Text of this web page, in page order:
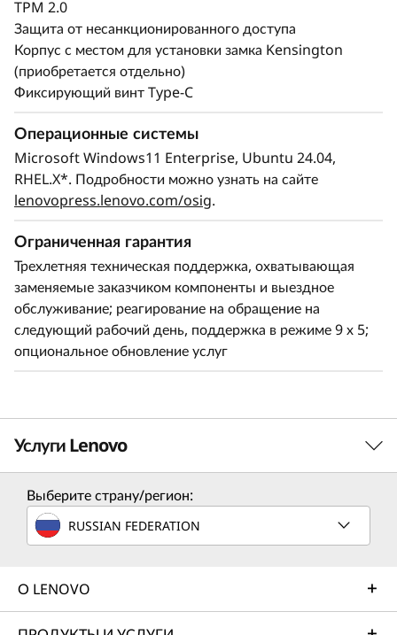
TPM 2.0
Защита от несанкционированного доступа
Корпус с местом для установки замка Kensington
(приобретается отдельно)
Фиксирующий винт Type-C
Операционные системы
Microsoft Windows11 Enterprise, Ubuntu 24.04,
RHEL.X*. Подробности можно узнать на сайте
lenovopress.lenovo.com/osig.
Ограниченная гарантия
Трехлетняя техническая поддержка, охватывающая
заменяемые заказчиком компоненты и выездное
обслуживание; реагирование на обращение на
следующий рабочий день, поддержка в режиме 9 х 5;
опциональное обновление услуг
Услуги Lenovo
Услуги по решению
Разработайте лучшую стратегию для своего
правильное решение для ваших уникальных бизнес-
потребностей.
Выберите страну/регион:
RUSSIAN FEDERATION
О LENOVO